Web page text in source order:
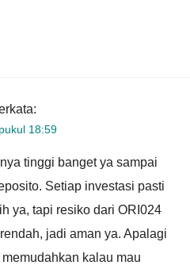
18:59
tinggi banget ya sampai
Setiap investasi pasti
ya, tapi resiko dari ORI024
jadi aman ya. Apalagi
kalau mau